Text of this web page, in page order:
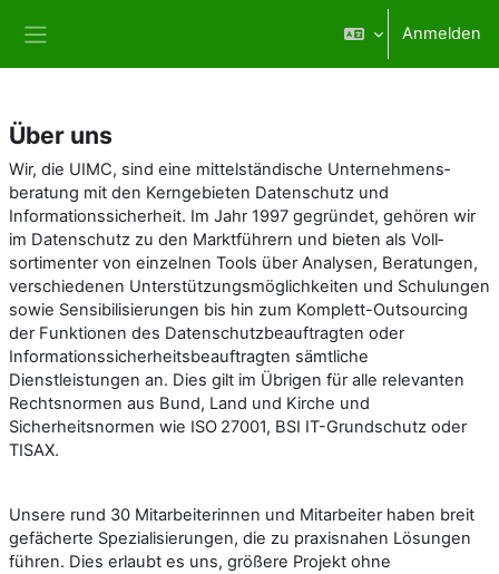
Anmelden
Über uns
Wir, die UIMC, sind eine mittelständische Unternehmens­
beratung mit den Kerngebieten Datenschutz und
Informations­sicherheit. Im Jahr 1997 gegründet, gehören wir
im Datenschutz zu den Marktführern und bieten als Voll­
sortimenter von einzelnen Tools über Analysen, Beratungen,
verschiedenen Unterstützungs­möglich­keiten und Schulungen
sowie Sensibilisierungen bis hin zum Komplett-Outsourcing
der Funktionen des Datenschutz­beauftragten oder
Informations­sicherheits­beauftragten sämtliche
Dienstleistungen an. Dies gilt im Übrigen für alle relevanten
Rechts­normen aus Bund, Land und Kirche und
Sicherheitsnormen wie ISO 27001, BSI IT-Grundschutz oder
TISAX.
Unsere rund 30 Mitarbeiterinnen und Mitarbeiter haben breit
gefächerte Spezialisierungen, die zu praxisnahen Lösungen
führen. Dies erlaubt es uns, größere Projekt ohne